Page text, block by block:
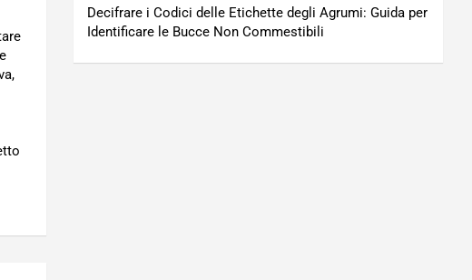
Decifrare i Codici delle Etichette degli Agrumi: Guida per
Identificare le Bucce Non Commestibili